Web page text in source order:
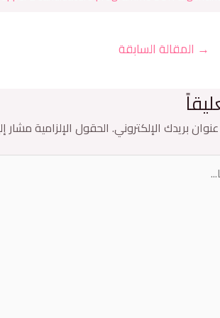
→ المقالة السابقة
بريدك الإلكتروني.الحقول الإلزامية مشار